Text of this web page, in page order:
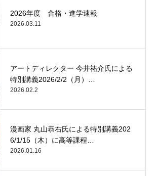
2026年度 合格・進学速報
2026.03.11
アートディレクター 今井祐介氏による
特別講義2026/2/2（月）…
2026.02.2
漫画家 丸山恭右氏による特別講義202
6/1/15（木）に高等課程…
2026.01.16